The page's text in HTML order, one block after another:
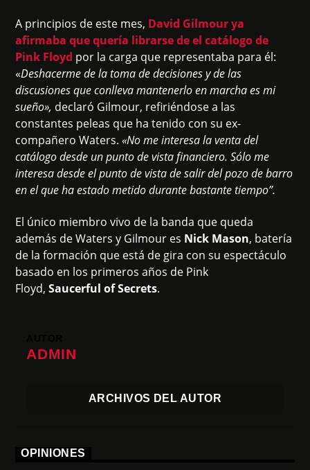
A principios de este mes, David Gilmour ya
afirmaba que quería librarse de el catálogo de
Pink Floyd por la carga que representaba para él:
«Deshacerme de la toma de decisiones y de las
discusiones que conlleva mantenerlo en marcha es mi
sueño», declaró Gilmour, refiriéndose a las
constantes peleas que ha tenido con su ex-
compañero Waters.«No me interesa la venta del
catálogo desde un punto de vista financiero. Sólo me
interesa desde el punto de vista de salir del pozo de barro
en el que ha estado metido durante bastante tiempo”.
El único miembro vivo de la banda que queda
además de Waters y Gilmour es Nick Mason, batería
de la formación que está de gira con su espectáculo
basado en los primeros años de Pink
Floyd,Saucerful of Secrets.
ADMIN
ARCHIVOS DEL AUTOR
OPINIONES